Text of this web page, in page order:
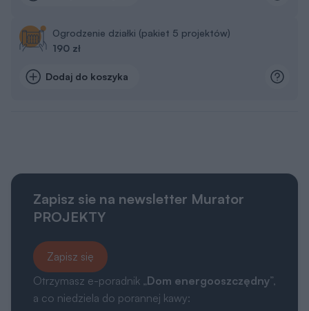
Ogrodzenie działki (pakiet 5 projektów)
190 zł
Dodaj do koszyka
Zapisz sie na newsletter Murator
PROJEKTY
Zapisz się
Otrzymasz e-poradnik „Dom energooszczędny”,
a co niedziela do porannej kawy: